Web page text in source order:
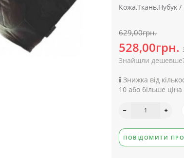
Кожа,Ткань,Нубук /
629,00грн.
528,00грн.
Знайшли
Знижка від
10 або більше ціна
ПОВІДОМИТИ ПРО